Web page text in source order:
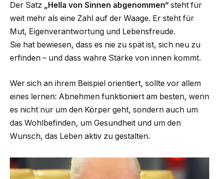
Der Satz „Hella von Sinnen abgenommen“ steht für
weit mehr als eine Zahl auf der Waage. Er steht für
Mut, Eigenverantwortung und Lebensfreude.
Sie hat bewiesen, dass es nie zu spät ist, sich neu zu
erfinden – und dass wahre Stärke von innen kommt.
Wer sich an ihrem Beispiel orientiert, sollte vor allem
eines lernen: Abnehmen funktioniert am besten, wenn
es nicht nur um den Körper geht, sondern auch um
das Wohlbefinden, um Gesundheit und um den
Wunsch, das Leben aktiv zu gestalten.